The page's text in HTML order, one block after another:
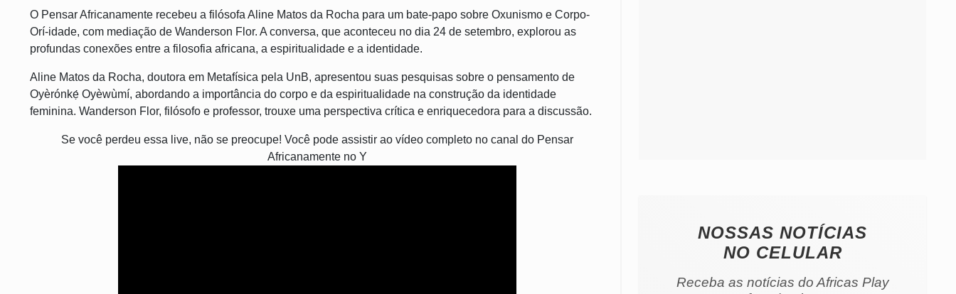
O Pensar Africanamente recebeu a filósofa Aline Matos da Rocha para um bate-papo sobre Oxunismo e Corpo-
Orí-idade, com mediação de Wanderson Flor. A conversa, que aconteceu no dia 24 de setembro, explorou as
profundas conexões entre a filosofia africana, a espiritualidade e a identidade.
Aline Matos da Rocha, doutora em Metafísica pela UnB, apresentou suas pesquisas sobre o pensamento de
Oyèrónkẹ́ Oyèwùmí, abordando a importância do corpo e da espiritualidade na construção da identidade
feminina. Wanderson Flor, filósofo e professor, trouxe uma perspectiva crítica e enriquecedora para a discussão.
Se você perdeu essa live, não se preocupe! Você pode assistir ao vídeo completo no canal do Pensar
Africanamente no Y
NOSSAS NOTÍCIAS
NO CELULAR
Receba as notícias do Africas Play